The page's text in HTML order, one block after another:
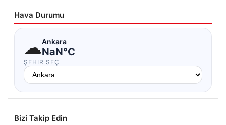
Hava Durumu
☁Ankara
NaN°C
ŞEHIR SEÇ
Bizi Takip Edin